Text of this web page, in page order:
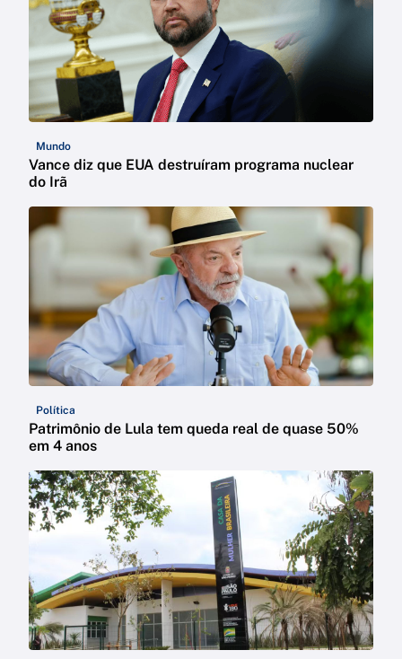
Mundo
Vance diz que EUA destruíram programa nuclear
do Irã
Política
Patrimônio de Lula tem queda real de quase 50%
em 4 anos